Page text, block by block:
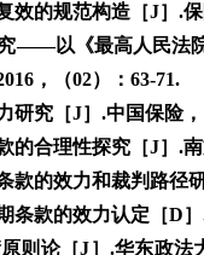
效的规范构造［J］.
——以《最高人民法
，（02）：63-71.
研究［J］.中国保险
的合理性探究［J］.
款的效力和裁判路径
条款的效力认定［D
则论［J］.华东政